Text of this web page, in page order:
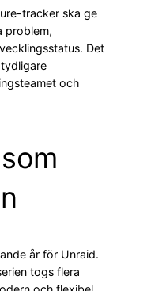
tracker ska ge
problem,
Det
och
år för Unraid.
togs flera